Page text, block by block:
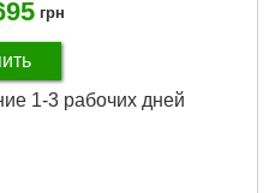
грн
1-3 рабочих дней